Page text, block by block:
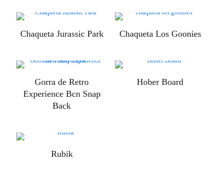
Chaqueta Jurassic Park Chaqueta Los Goonies
Gorra de Retro
Experience Bcn Snap
Back
Hober Board
Rubik